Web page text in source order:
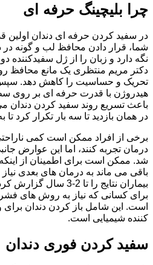
چرا بلیچینگ حرفه ای
در سفید کردن حرفه ای دندان اولین
شما، قرار دادن محافظ لب و گونه در
نگه دارد و زبان را از ژل سفیدکننده
دکتر مریم منتظری یک مانع محافظ
تحریک و حساسیت را کاهش دهد. سپس
هیدروژن با قدرت حرفه ای بر روی
باعث تسریع روند سفید کردن دندان
در همان بازدید تا سه بار تکرار کرد تا
برخی از افراد ممکن است کمی
درمان تجربه کنند، اما این عوارض
شد. ممکن است برای اطمینان از
باقی می ماند به درمان های بعدی نیاز
بیماران نتایج را تا 2-3
برای کسانی که نیاز به روش های
است. این شامل باز کردن دندان برای
کننده شیمیایی است.
سفید کردن فوری دندان